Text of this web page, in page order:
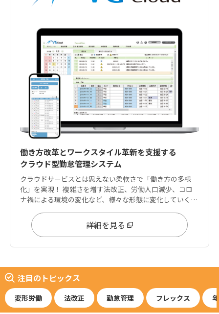
働き方改革とワークスタイル革新を支援する
クラウド型勤怠管理システム
クラウドサービスとは思えない柔軟さで「働き方の多様
化」を実現！ 複雑さを増す法改正、労働人口減少、コロ
ナ禍による環境の変化など、様々な形態に変化していく働
詳細を見る
注目のトピックス
変形労働 法改正 勤怠管理 フレックス